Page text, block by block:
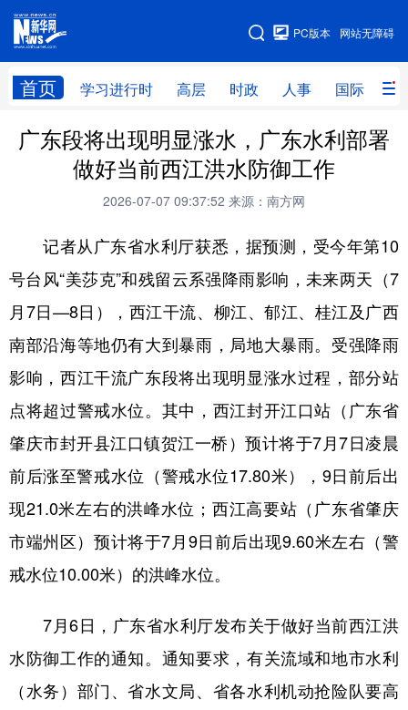
网站无障碍
PC版本
首页 学习进行时 高层 时政 人事 国际 财
网站地图
学习进行时 高层 时政 人事
财经 网评
全球连线
科技 科创 量子 体育
文化 书画 健康 军事
法律 中央文件 金融 汽车
食品 人居 信息化 数字经济
学术中国 乡村振兴 银龄 溯源中国
城市 旅游 能源 会展
彩票 娱乐 时尚 悦读
地方频道
广东段将出现明显涨水，广东水利部署
做好当前西江洪水防御工作
2026-07-07 09:37:52 来源：南方网
记者从广东省水利厅获悉，据预测，受今年第10
号台风“美莎克”和残留云系强降雨影响，未来两天（7
月7日—8日），西江干流、柳江、郁江、桂江及广西
南部沿海等地仍有大到暴雨，局地大暴雨。受强降雨
影响，西江干流广东段将出现明显涨水过程，部分站
点将超过警戒水位。其中，西江封开江口站（广东省
肇庆市封开县江口镇贺江一桥）预计将于7月7日凌晨
前后涨至警戒水位（警戒水位17.80米），9日前后出
现21.0米左右的洪峰水位；西江高要站（广东省肇庆
市端州区）预计将于7月9日前后出现9.60米左右（警
戒水位10.00米）的洪峰水位。
7月6日，广东省水利厅发布关于做好当前西江洪
水防御工作的通知。通知要求，有关流域和地市水利
（水务）部门、省水文局、省各水利机动抢险队要高